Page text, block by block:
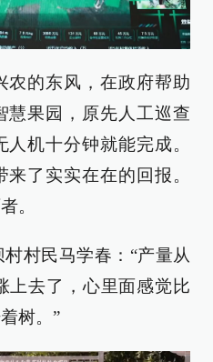
农的东风，在政府帮助
慧果园，原先人工巡查
机十分钟就能完成。
了实实在在的回报。
。
村民马学春：“产量从
上去了，心里面感觉比
树。”